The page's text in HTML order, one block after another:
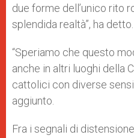
due forme dell’unico rito
splendida realtà”, ha detto.
“Speriamo che questo
anche in altri luoghi della
cattolici con diverse
aggiunto.
Fra i segnali di